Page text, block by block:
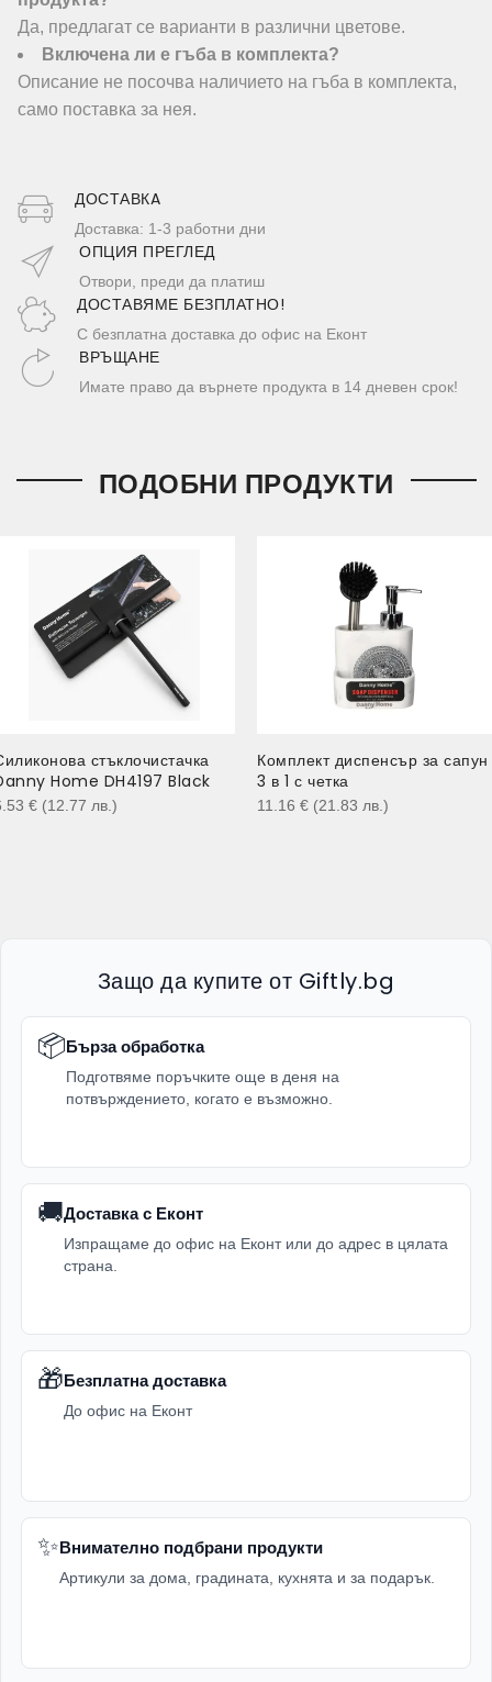
Да, предлагат се варианти в различни цветове.
Включена ли е гъба в комплекта?
Описание не посочва наличието на гъба в комплекта,
само поставка за нея.
ДОСТАВКA
Доставка: 1-3 работни дни
ОПЦИЯ ПРЕГЛЕД
Отвори, преди да платиш
ДОСТАВЯМЕ БЕЗПЛАТНО!
С безплатна доставка до офис на Еконт
ВРЪЩАНЕ
Имате право да върнете продукта в 14 дневен срок!
ПОДОБНИ ПРОДУКТИ
стъклочистачка
Home DH4197 Black
€ (12.77 лв. )
Комплект диспенсър за сапун
3 в 1 с четка
11.16 € (21.83 лв. )
Защо да купите от Giftly.bg
📦Бърза обработка
Подготвяме поръчките още в деня на
потвърждението, когато е възможно.
🚚Доставка с Еконт
Изпращаме до офис на Еконт или до адрес в цялата
страна.
🎁Безплатна доставка
До офис на Еконт
✨Внимателно подбрани продукти
Артикули за дома, градината, кухнята и за подарък.